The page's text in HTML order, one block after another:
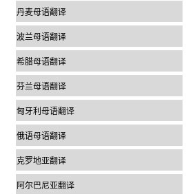
丹麦母语翻译
波兰母语翻译
希腊母语翻译
芬兰母语翻译
匈牙利母语翻译
俄语母语翻译
克罗地亚翻译
阿尔巴尼亚翻译